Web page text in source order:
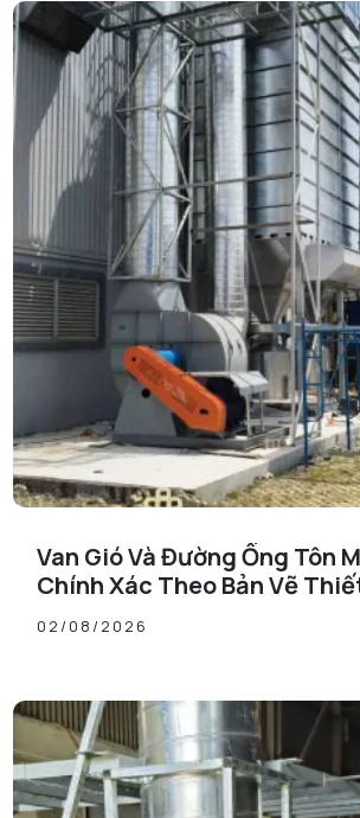
Van Gió Và Đường Ống Tôn
Chính Xác Theo Bản Vẽ
Pháp HVAC Chuyên Nghiệp
02/08/2026